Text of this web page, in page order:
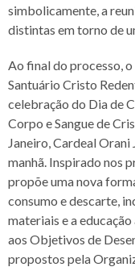
simbolicamente, a
distintas em torno de
Ao final do processo,
Santuário Cristo
celebração do Dia de
Corpo e Sangue de
Janeiro, Cardeal
manhã. Inspirado nos
propõe uma nova
consumo e descarte,
materiais e a
aos Objetivos de
propostos pela